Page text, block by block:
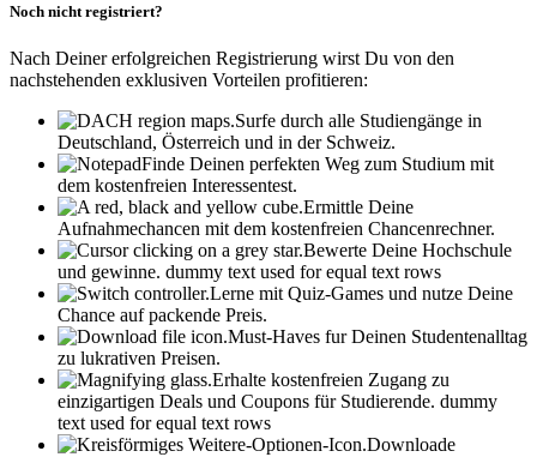
Noch nicht registriert?
Nach Deiner erfolgreichen Registrierung wirst Du von den
nachstehenden exklusiven Vorteilen profitieren:
Surfe durch alle Studiengänge in
Deutschland, Österreich und in der Schweiz.
Finde Deinen perfekten Weg zum Studium mit
dem kostenfreien Interessentest.
Ermittle Deine
Aufnahmechancen mit dem kostenfreien Chancenrechner.
Bewerte Deine Hochschule
und gewinne. dummy text used for equal text rows
Lerne mit Quiz-Games und nutze Deine
Chance auf packende Preis.
Must-Haves fur Deinen Studentenalltag
zu lukrativen Preisen.
Erhalte kostenfreien Zugang zu
einzigartigen Deals und Coupons für Studierende. dummy
text used for equal text rows
Downloade